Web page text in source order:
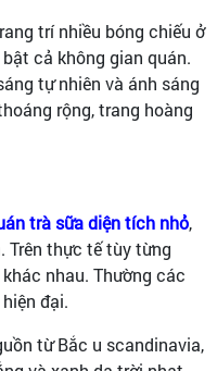
trí nhiều bóng chiếu ở
cả không gian quán.
tự nhiên và ánh sáng
rộng, trang hoàng
trà sữa diện tích nhỏ,
Trên thực tế tùy từng
nhau. Thường các
đại.
từ Bắc u scandinavia,